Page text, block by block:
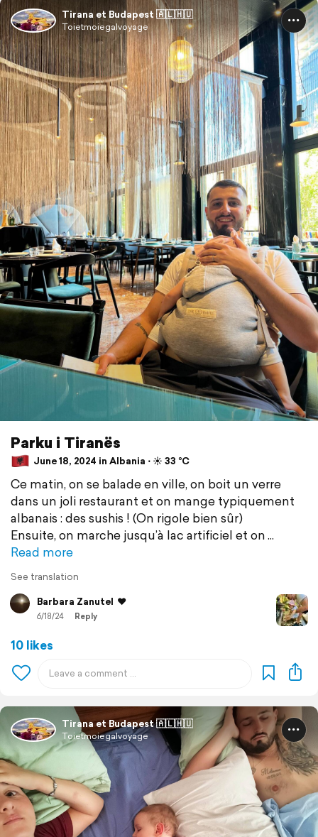
Tirana et Budapest 🇦🇱🇭🇺
Toietmoiegalvoyage
Parku i Tiranës
June 18, 2024 in Albania ⋅ ☀️ 33 °C
Ce matin, on se balade en ville, on boit un verre
dans un joli restaurant et on mange typiquement
albanais : des sushis ! (On rigole bien sûr)
Ensuite, on marche jusqu’à lac artificiel et on
Read more
See translation
Barbara Zanutel ❤️
6/18/24 Reply
10 likes
Tirana et Budapest 🇦🇱🇭🇺
Toietmoiegalvoyage